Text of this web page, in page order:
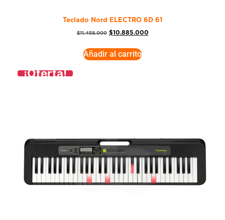
Teclado Nord ELECTRO 6D 61
$11.458.000 $10.885.000
Añadir al carrito
¡Oferta!